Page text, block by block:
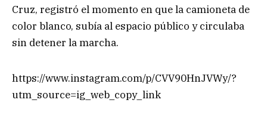
Cruz, registró el momento en que la camioneta de
color blanco, subía al espacio público y circulaba
sin detener la marcha.
https://www.instagram.com/p/CVV90HnJVWy/?
utm_source=ig_web_copy_link